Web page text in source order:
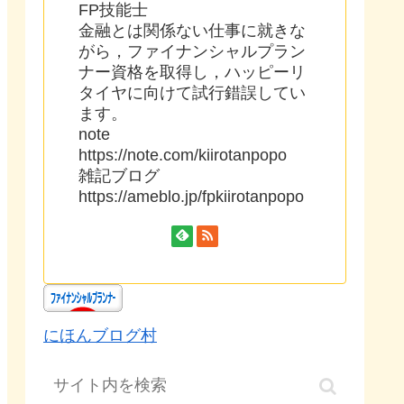
FP技能士
金融とは関係ない仕事に就きな
がら，ファイナンシャルプラン
ナー資格を取得し，ハッピーリ
タイヤに向けて試行錯誤してい
ます。
note
https://note.com/kiirotanpopo
雑記ブログ
https://ameblo.jp/fpkiirotanpopo
にほんブログ村